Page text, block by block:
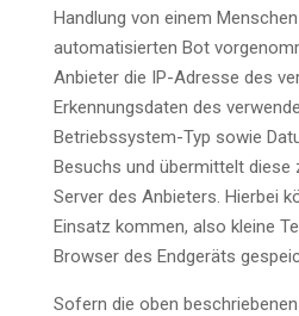
Handlung von einem
automatisierten Bot
Anbieter die IP-Adresse des
Erkennungsdaten des
Betriebssystem-Typ sowie
Besuchs und übermittelt diese
Server des Anbieters. Hierbei
Einsatz kommen, also kleine
Browser des Endgeräts
Sofern die oben